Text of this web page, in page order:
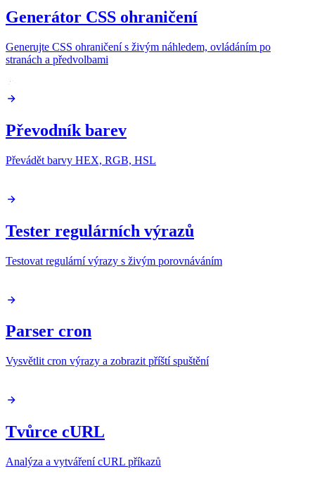
Generátor CSS ohraničení
Generujte CSS ohraničení s živým náhledem, ovládáním po
stranách a předvolbami
Převodník barev
Převádět barvy HEX, RGB, HSL
Tester regulárních výrazů
Testovat regulární výrazy s živým porovnáváním
Parser cron
Vysvětlit cron výrazy a zobrazit příští spuštění
Tvůrce cURL
Analýza a vytváření cURL příkazů